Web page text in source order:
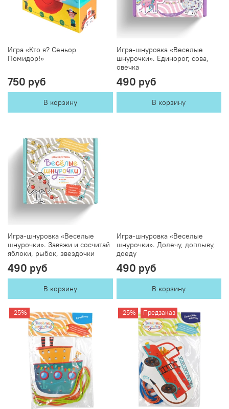
Игра «Кто я? Сеньор
Помидор!»
750 руб
В корзину
Игра-шнуровка «Веселые
шнурочки». Единорог, сова,
овечка
490 руб
В корзину
Игра-шнуровка «Веселые
шнурочки». Завяжи и сосчитай
яблоки, рыбок, звездочки
490 руб
В корзину
Игра-шнуровка «Веселые
шнурочки». Долечу, доплыву,
доеду
490 руб
В корзину
-25% -25% Предзаказ